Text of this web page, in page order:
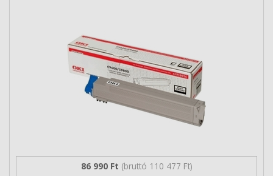
86 990 Ft (bruttó 110 477 Ft)